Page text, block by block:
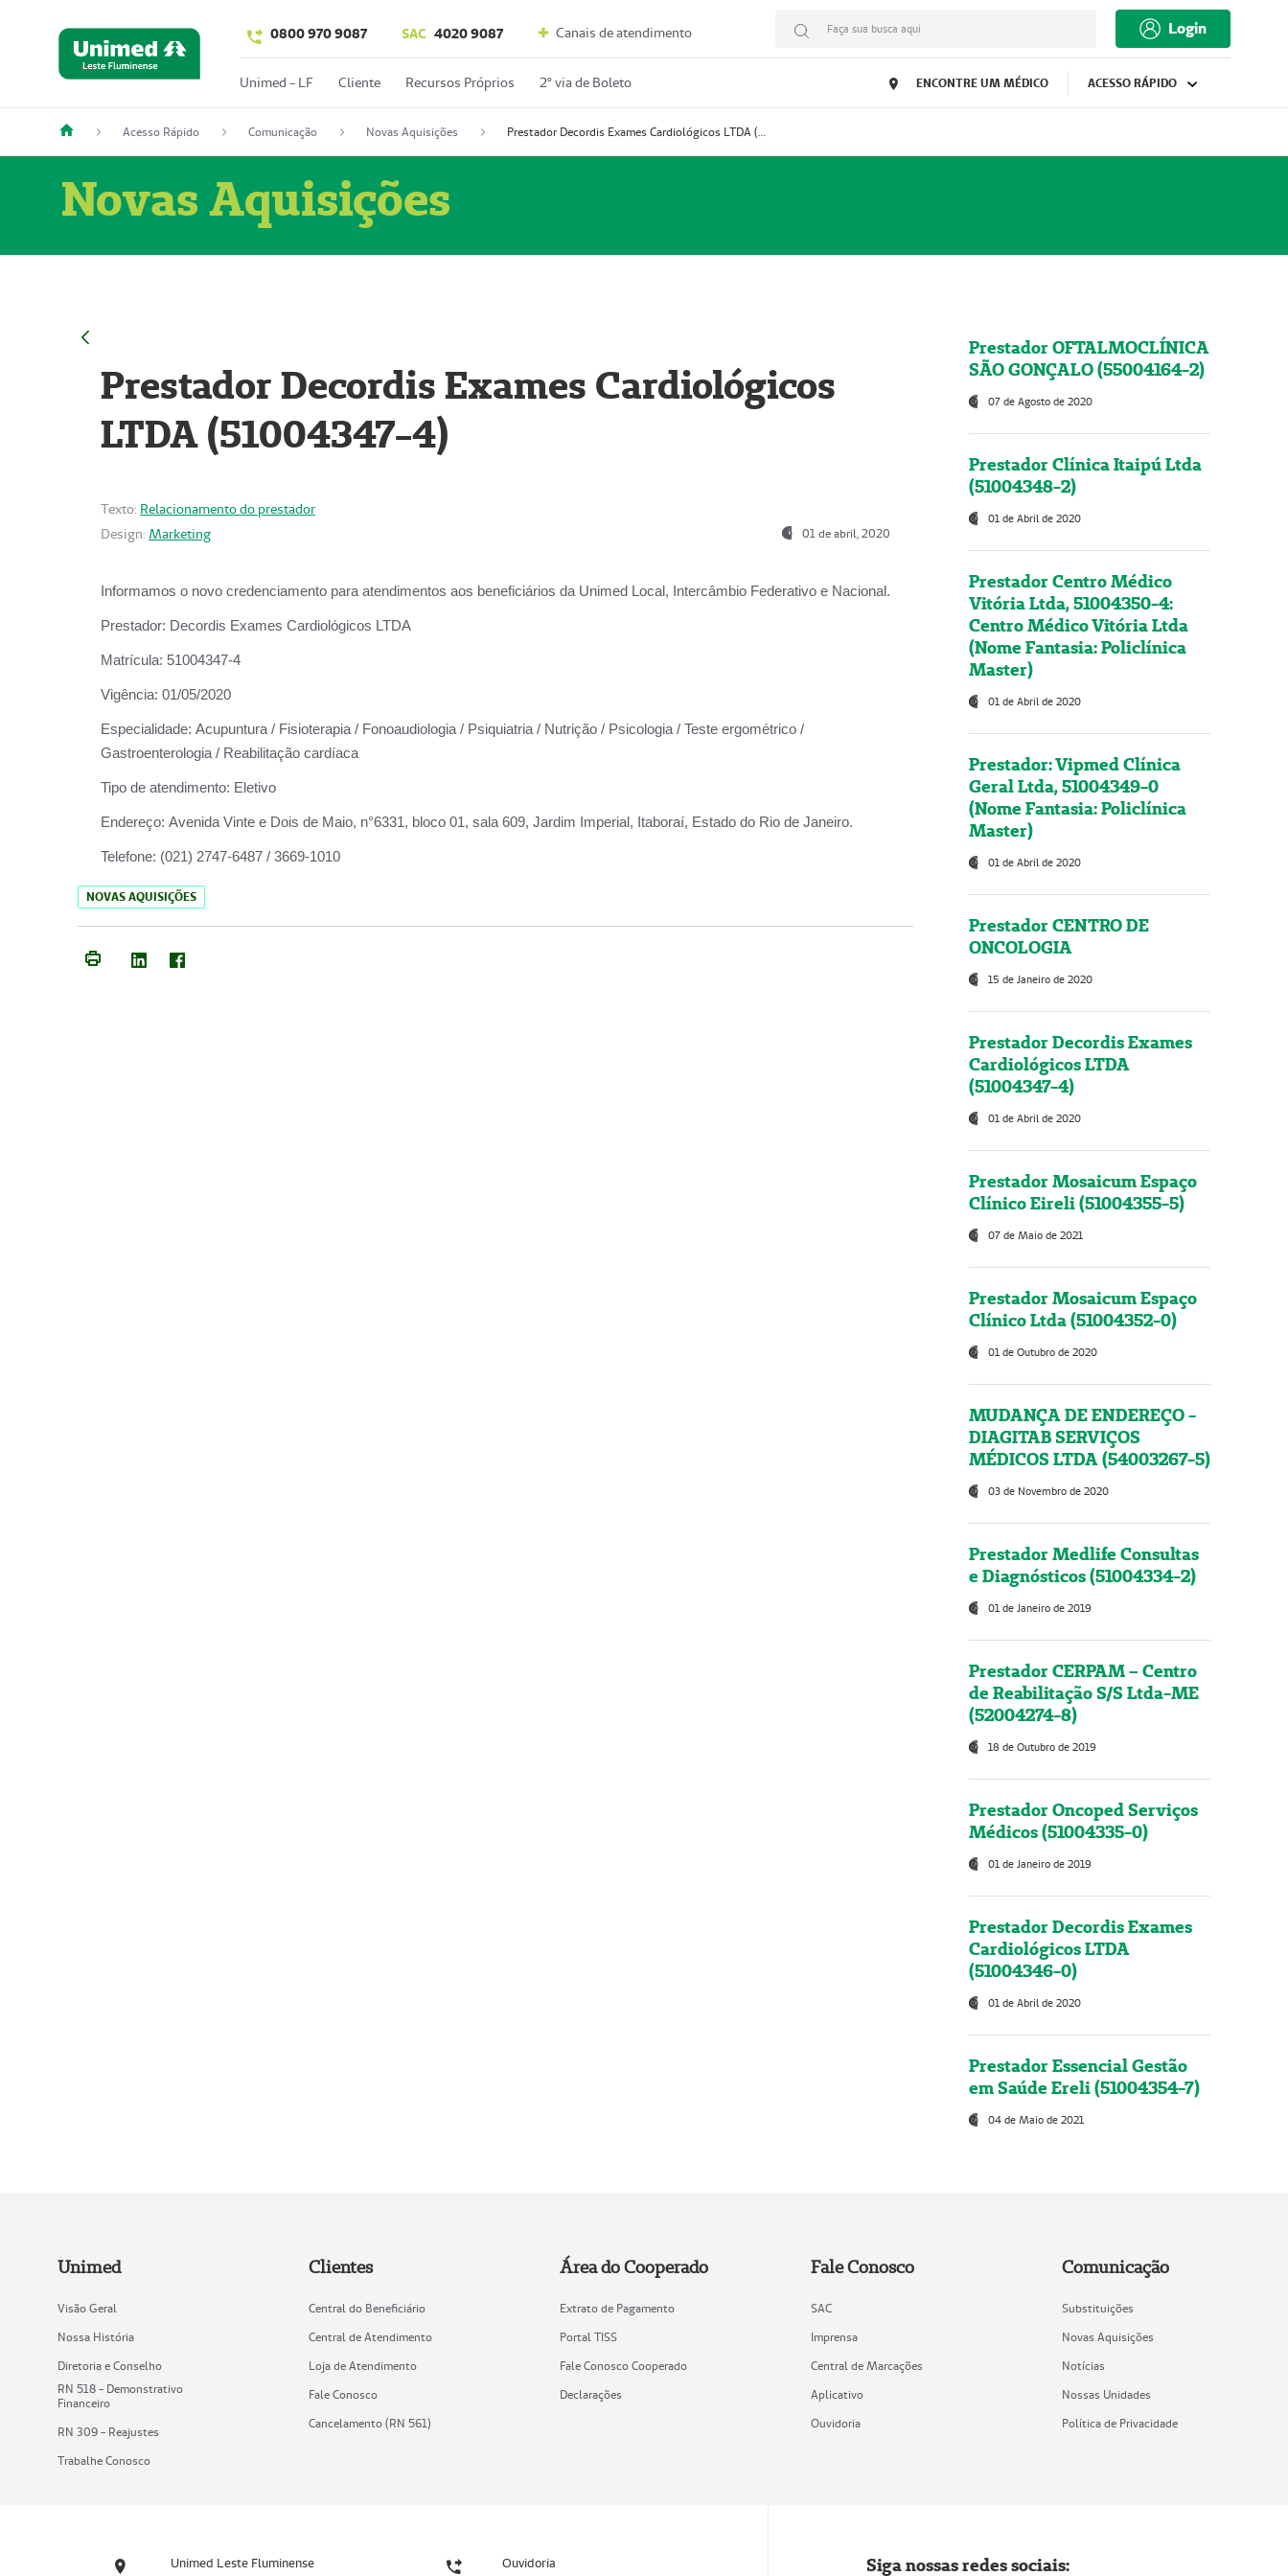
0800 970 9087 SAC 4020 9087 Canais de atendimento Faça sua busca aqui Login
Unimed - LF Cliente Recursos Próprios 2º via de Boleto ENCONTRE UM MÉDICO ACESSO RÁPIDO
Acesso Rápido Comunicação Novas Aquisições Prestador Decordis Exames Cardiológicos LTDA (51004347-4)
Novas Aquisições
Prestador Decordis Exames Cardiológicos
LTDA (51004347-4)
Texto: Relacionamento do prestador
Design: Marketing 01 de abril, 2020
Informamos o novo credenciamento para atendimentos aos beneficiários da Unimed Local, Intercâmbio Federativo e Nacional.
Prestador: Decordis Exames Cardiológicos LTDA
Matrícula: 51004347-4
Vigência: 01/05/2020
Especialidade: Acupuntura / Fisioterapia / Fonoaudiologia / Psiquiatria / Nutrição / Psicologia / Teste ergométrico /
Gastroenterologia / Reabilitação cardíaca
Tipo de atendimento: Eletivo
Endereço: Avenida Vinte e Dois de Maio, n°6331, bloco 01, sala 609, Jardim Imperial, Itaboraí, Estado do Rio de Janeiro.
Telefone: (021) 2747-6487 / 3669-1010
NOVAS AQUISIÇÕES
Prestador OFTALMOCLÍNICA
SÃO GONÇALO (55004164-2)
07 de Agosto de 2020
Prestador Clínica Itaipú Ltda
(51004348-2)
01 de Abril de 2020
Prestador Centro Médico
Vitória Ltda, 51004350-4:
Centro Médico Vitória Ltda
(Nome Fantasia: Policlínica
Master)
01 de Abril de 2020
Prestador: Vipmed Clínica
Geral Ltda, 51004349-0
(Nome Fantasia: Policlínica
Master)
01 de Abril de 2020
Prestador CENTRO DE
ONCOLOGIA
15 de Janeiro de 2020
Prestador Decordis Exames
Cardiológicos LTDA
(51004347-4)
01 de Abril de 2020
Prestador Mosaicum Espaço
Clínico Eireli (51004355-5)
07 de Maio de 2021
Prestador Mosaicum Espaço
Clínico Ltda (51004352-0)
01 de Outubro de 2020
MUDANÇA DE ENDEREÇO -
DIAGITAB SERVIÇOS
MÉDICOS LTDA (54003267-5)
03 de Novembro de 2020
Prestador Medlife Consultas
e Diagnósticos (51004334-2)
01 de Janeiro de 2019
Prestador CERPAM – Centro
de Reabilitação S/S Ltda-ME
(52004274-8)
18 de Outubro de 2019
Prestador Oncoped Serviços
Médicos (51004335-0)
01 de Janeiro de 2019
Prestador Decordis Exames
Cardiológicos LTDA
(51004346-0)
01 de Abril de 2020
Prestador Essencial Gestão
em Saúde Ereli (51004354-7)
04 de Maio de 2021
Unimed
Visão Geral
Nossa História
Diretoria e Conselho
RN 518 - Demonstrativo
Financeiro
RN 309 - Reajustes
Trabalhe Conosco
Clientes
Central do Beneficiário
Central de Atendimento
Loja de Atendimento
Fale Conosco
Cancelamento (RN 561)
Área do Cooperado
Extrato de Pagamento
Portal TISS
Fale Conosco Cooperado
Declarações
Fale Conosco
SAC
Imprensa
Central de Marcações
Aplicativo
Ouvidoria
Comunicação
Substituições
Novas Aquisições
Notícias
Nossas Unidades
Política de Privacidade
Unimed Leste Fluminense Ouvidoria Siga nossas redes sociais: